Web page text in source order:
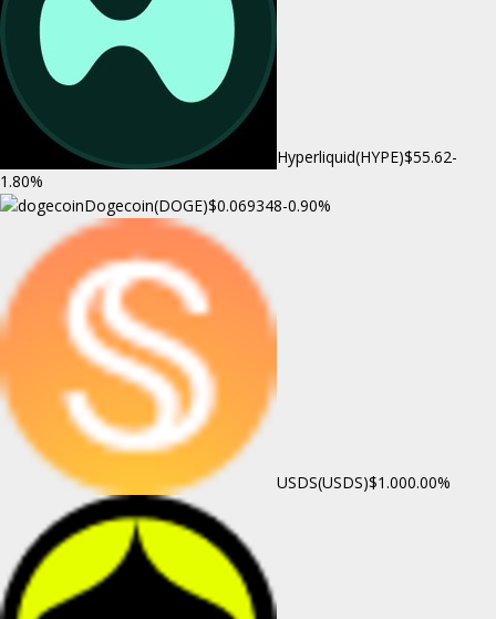
Hyperliquid(HYPE)$55.62-
1.80%
Dogecoin(DOGE)$0.069348-0.90%
USDS(USDS)$1.000.00%